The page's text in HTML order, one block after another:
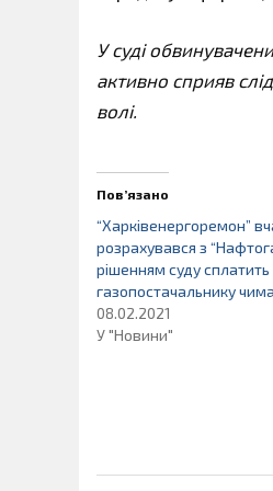
У суді
активно сприяв
волі.
Пов’язано
“Харківенергоремон”
розрахувався з
рішенням суду сплатить
газопостачальнику
08.02.2021
У "Новини"